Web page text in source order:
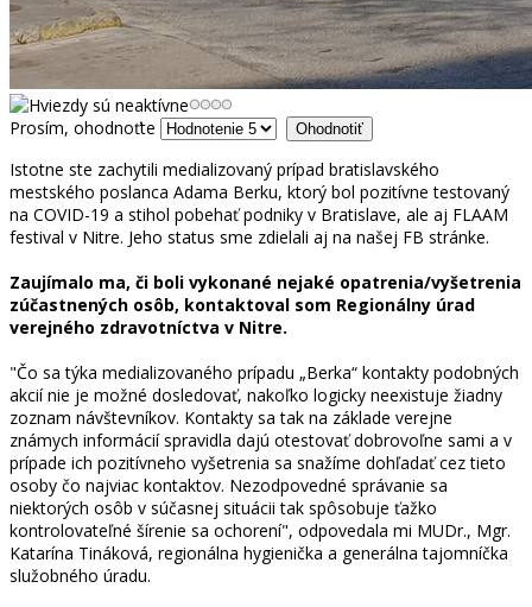
Prosím, ohodnoťte
Istotne ste zachytili medializovaný prípad bratislavského
mestského poslanca Adama Berku, ktorý bol pozitívne testovaný
na COVID-19 a stihol pobehať podniky v Bratislave, ale aj FLAAM
festival v Nitre. Jeho status sme zdielali aj na našej FB stránke.
Zaujímalo ma, či boli vykonané nejaké opatrenia/vyšetrenia
zúčastnených osôb, kontaktoval som Regionálny úrad
verejného zdravotníctva v Nitre.
"Čo sa týka medializovaného prípadu „Berka“ kontakty podobných
akcií nie je možné dosledovať, nakoľko logicky neexistuje žiadny
zoznam návštevníkov. Kontakty sa tak na základe verejne
známych informácií spravidla dajú otestovať dobrovoľne sami a v
prípade ich pozitívneho vyšetrenia sa snažíme dohľadať cez tieto
osoby čo najviac kontaktov. Nezodpovedné správanie sa
niektorých osôb v súčasnej situácii tak spôsobuje ťažko
kontrolovateľné šírenie sa ochorení", odpovedala mi MUDr., Mgr.
Katarína Tináková, regionálna hygienička a generálna tajomníčka
služobného úradu.